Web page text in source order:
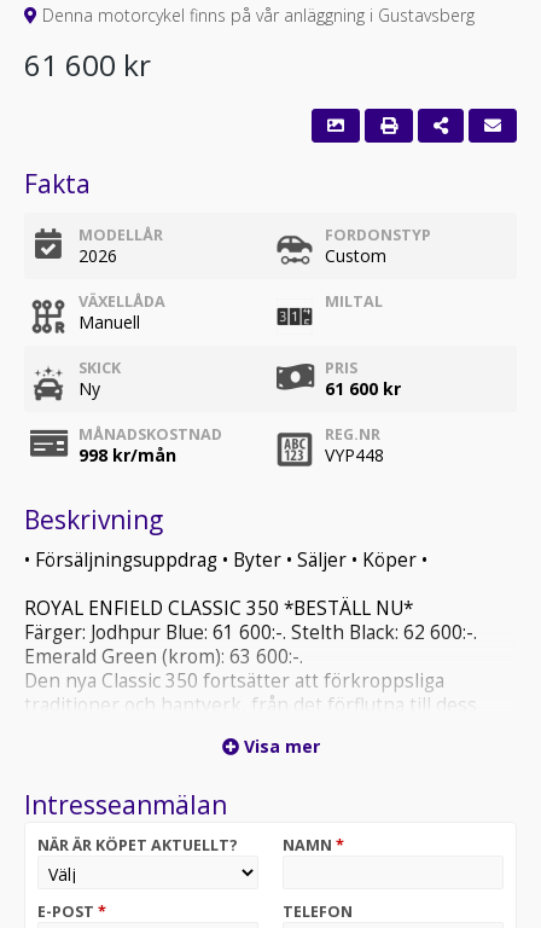
Denna motorcykel finns på vår anläggning i Gustavsberg
61 600 kr
Fakta
MODELLÅR
2026
FORDONSTYP
Custom
VÄXELLÅDA
Manuell
MILTAL
SKICK
Ny
PRIS
61 600 kr
MÅNADSKOSTNAD
998 kr/mån
REG.NR
VYP448
Beskrivning
• Försäljningsuppdrag • Byter • Säljer • Köper •
ROYAL ENFIELD CLASSIC 350 *BESTÄLL NU*
Färger: Jodhpur Blue: 61 600:-. Stelth Black: 62 600:-.
Emerald Green (krom): 63 600:-.
Den nya Classic 350 fortsätter att förkroppsliga
traditioner och hantverk, från det förflutna till dess
hastighetsmätare med funktion som en LCD. USB port
Tank: 13l. Sitthöjd: 805 cm. klassisk . custom . glidare .
På denna hoj lämnar vi 3 års Royal Enfield garanti.
TILLKOMMER 500:- I REGISTRERINGSAVGIFT PÅ ALLA
Visa mer
Intresseanmälan
NÄR ÄR KÖPET AKTUELLT? NAMN *
E-POST * TELEFON